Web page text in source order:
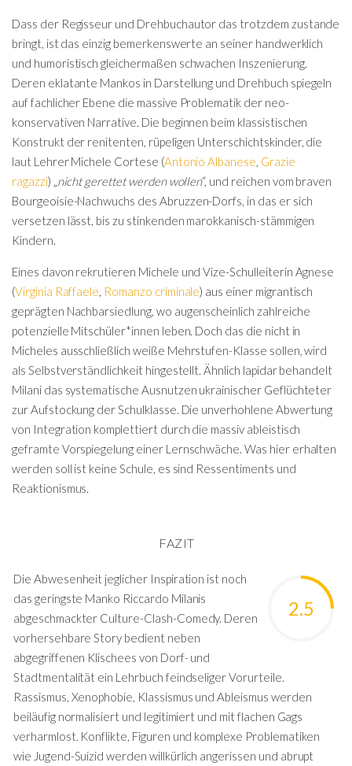
Dass der Regisseur und Drehbuchautor das trotzdem zustande
bringt, ist das einzig bemerkenswerte an seiner handwerklich
und humoristisch gleichermaßen schwachen Inszenierung.
Deren eklatante Mankos in Darstellung und Drehbuch spiegeln
auf fachlicher Ebene die massive Problematik der neo-
konservativen Narrative. Die beginnen beim klassistischen
Konstrukt der renitenten, rüpeligen Unterschichtskinder, die
laut Lehrer Michele Cortese (Antonio Albanese Grazie
ragazzi) „ nicht gerettet werden wollen“, und reichen vom braven
Bourgeoisie-Nachwuchs des Abruzzen-Dorfs, in das er sich
versetzen lässt, bis zu stinkenden marokkanisch-stämmigen
Kindern.
Eines davon rekrutieren Michele und Vize-Schulleiterin Agnese
(Virginia Raffaele Romanzo criminale) aus einer migrantisch
geprägten Nachbarsiedlung, wo augenscheinlich zahlreiche
potenzielle Mitschüler*innen leben. Doch das die nicht in
Micheles ausschließlich weiße Mehrstufen-Klasse sollen, wird
als Selbstverständlichkeit hingestellt. Ähnlich lapidar behandelt
Milani das systematische Ausnutzen ukrainischer Geflüchteter
zur Aufstockung der Schulklasse. Die unverhohlene Abwertung
von Integration komplettiert durch die massiv ableistisch
geframte Vorspiegelung einer Lernschwäche. Was hier erhalten
werden soll ist keine Schule, es sind Ressentiments und
Reaktionismus.
FAZIT
2.5
Die Abwesenheit jeglicher Inspiration ist noch
das geringste Manko Riccardo Milanis
abgeschmackter Culture-Clash-Comedy. Deren
vorhersehbare Story bedient neben
abgegriffenen Klischees von Dorf- und
Stadtmentalität ein Lehrbuch feindseliger Vorurteile.
Rassismus, Xenophobie, Klassismus und Ableismus werden
beiläufig normalisiert und legitimiert und mit flachen Gags
verharmlost. Konflikte, Figuren und komplexe Problematiken
wie Jugend-Suizid werden willkürlich angerissen und abrupt